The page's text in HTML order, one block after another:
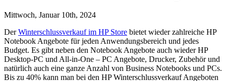
Mittwoch, Januar 10th, 2024
DerWinterschlussverkauf im HP Store bietet wieder zahlreiche HP
Notebook Angebote für jeden Anwendungsbereich und jedes
Budget. Es gibt neben den Notebook Angebote auch wieder HP
Desktop-PC und All-in-One – PC Angebote, Drucker, Zubehör und
natürlich auch eine ganze Anzahl von Business Notebooks und PCs.
Bis zu 40% kann man bei den HP Winterschlussverkauf Angeboten